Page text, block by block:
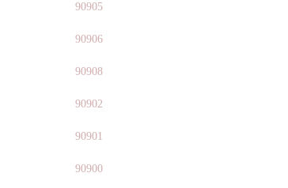
90905
90906
90908
90902
90901
90900